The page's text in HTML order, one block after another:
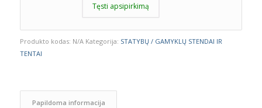
Tęsti apsipirkimą
Produkto kodas: N/A Kategorija: STATYBŲ / GAMYKLŲ STENDAI IR
TENTAI
Papildoma informacija